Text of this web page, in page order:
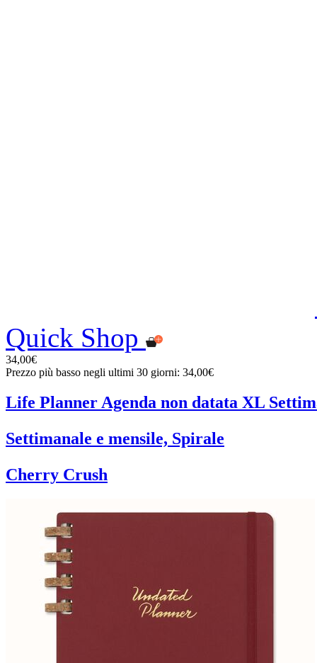
Quick Shop
34,00€
Prezzo più basso negli ultimi 30 giorni: 34,00€
Life Planner Agenda non datata XL
Settimanale e mensile, Spirale
Cherry Crush